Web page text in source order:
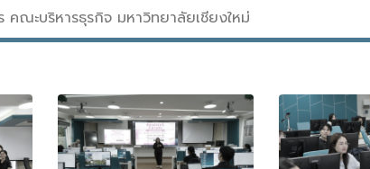
ณะบริหารธุรกิจ มหาวิทยาลัยเชียงใหม่